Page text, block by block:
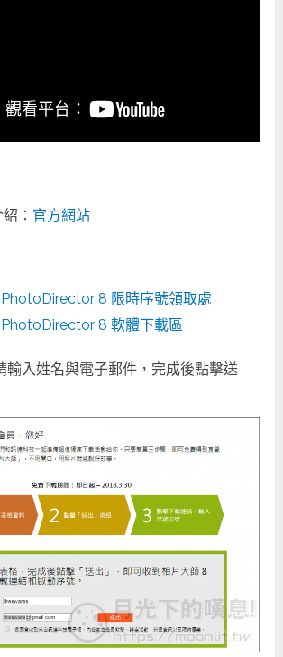
： 官方網站
8 限時序號領取處
8 軟體下載區
輸入姓名與電子郵件，完成後點擊送